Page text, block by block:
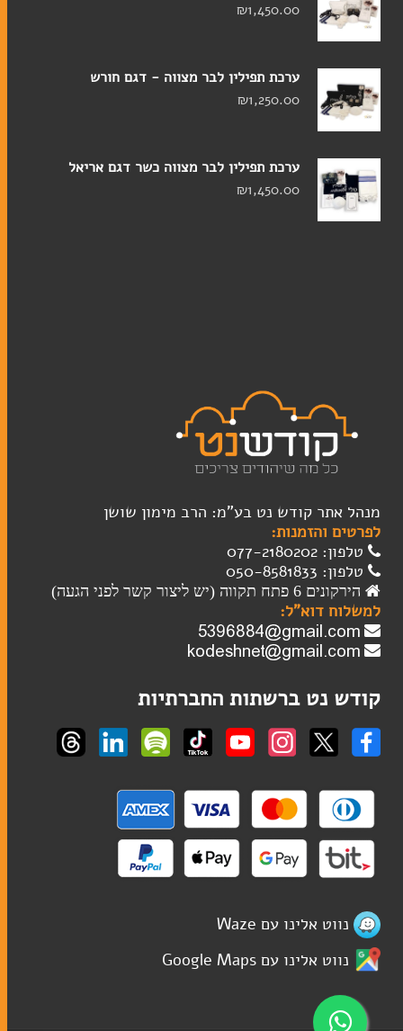
₪1,450.00
ערכת תפילין לבר מצווה - דגם חורש
₪1,250.00
ערכת תפילין לבר מצווה כשר דגם אריאל
₪1,450.00
מנהל אתר קודש נט בע"מ: הרב מימון שושן
לפרטים והזמנות:
טלפון: 077-2180202
טלפון: 050-8581833
הירקונים 6 פתח תקווה (יש ליצור קשר לפני הגעה)
למשלוח דוא"ל:
קודש נט ברשתות החברתיות
נווט אלינו עם Waze
נווט אלינו עם Google Maps